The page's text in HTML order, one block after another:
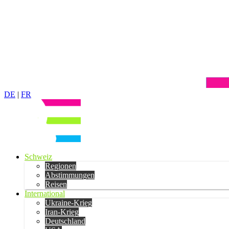
DE | FR
Schweiz
Regionen
Abstimmungen
Reisen
International
Ukraine-Krieg
Iran-Krieg
Deutschland